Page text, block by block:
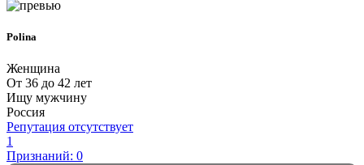
Polina
Женщина
От 36 до 42 лет
Ищу мужчину
Россия
Репутация отсутствует
1
Признаний: 0